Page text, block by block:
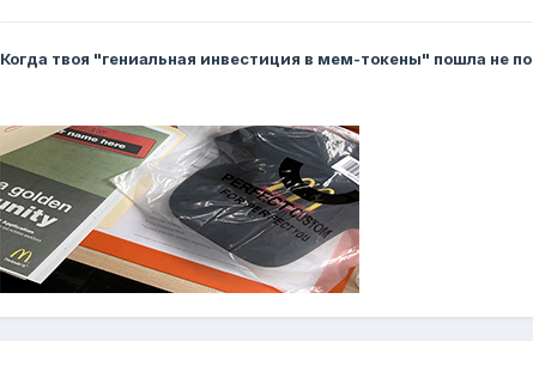
Когда твоя "гениальная инвестиция в мем-токены" пошла не по